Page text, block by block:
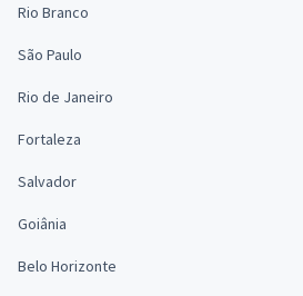
Rio Branco
São Paulo
Rio de Janeiro
Fortaleza
Salvador
Goiânia
Belo Horizonte